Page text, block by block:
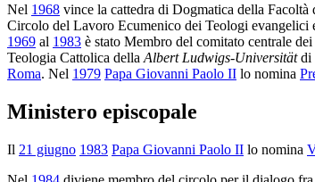
Nel 1968 vince la cattedra di Dogmatica della
Circolo del Lavoro Ecumenico dei Teologi evangelici
1969 al 1983 è stato Membro del comitato centrale
Teologia Cattolica della Albert Ludwigs-Universitätdi
Roma. Nel 1979 Papa Giovanni Paolo II lo nomina
Ministero episcopale
Il 21 giugno 1983 Papa Giovanni Paolo II lo nomina